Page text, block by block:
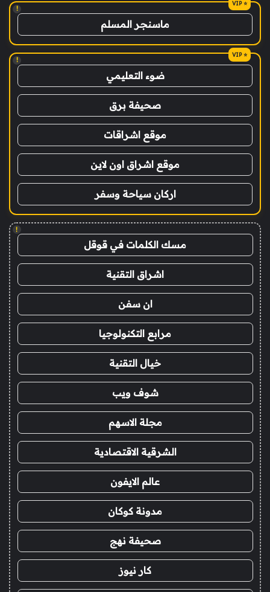
!
ماسنجر المسلم
!
ضوء التعليمي
صحيفة برق
موقع اشراقات
موقع اشراق اون لاين
اركان سياحة وسفر
!
مسك الكلمات في قوقل
اشراق التقنية
ان سفن
مرابع التكنولوجيا
خيال التقنية
شوف ويب
مجلة الاسهم
الشرقية الاقتصادية
عالم الايفون
مدونة كوكان
صحيفة نهج
كار نيوز